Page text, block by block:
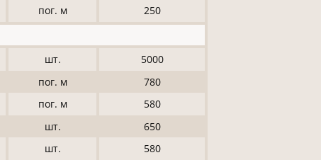
пог. м
250
шт.
5000
пог. м
780
пог. м
580
шт.
650
шт.
580